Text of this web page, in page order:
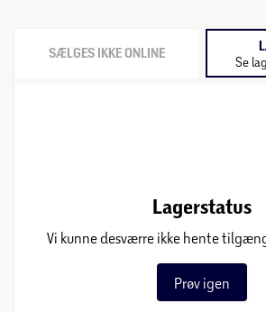
SÆLGES IKKE ONLINE Se
Lagerstatus
Vi kunne desværre ikke hente
Prøv igen